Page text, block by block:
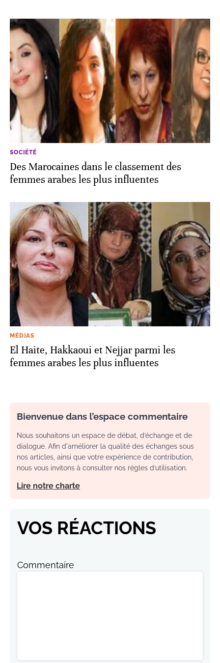
SOCIÉTÉ
Des Marocaines dans le classement des
femmes arabes les plus influentes
MÉDIAS
El Haite, Hakkaoui et Nejjar parmi les
femmes arabes les plus influentes
Bienvenue dans l’espace commentaire
Nous souhaitons un espace de débat, d’échange et de
dialogue. Afin d'améliorer la qualité des échanges sous
nos articles, ainsi que votre expérience de contribution,
nous vous invitons à consulter nos règles d’utilisation.
Lire notre charte
VOS RÉACTIONS
Commentaire